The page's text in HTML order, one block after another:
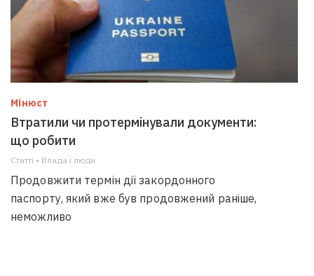
Мінюст
Втратили чи протермінували документи:
що робити
Статті • Влада i люди
Продовжити термін дії закордонного
паспорту, який вже був продовжений раніше,
неможливо